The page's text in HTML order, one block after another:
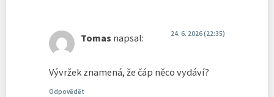
Tomas napsal: 24. 6. 2026 (22:35)
Vývržek znamená, že čáp něco vydáví?
Odpovědět